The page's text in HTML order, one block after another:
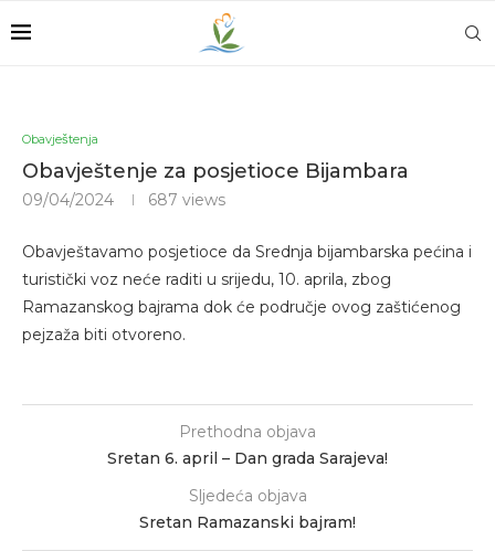
Obavještenja
Obavještenje za posjetioce Bijambara
09/04/2024 687 views
Obavještavamo posjetioce da Srednja bijambarska pećina i
turistički voz neće raditi u srijedu, 10. aprila, zbog
Ramazanskog bajrama dok će područje ovog zaštićenog
pejzaža biti otvoreno.
Prethodna objava
Sretan 6. april – Dan grada Sarajeva!
Sljedeća objava
Sretan Ramazanski bajram!